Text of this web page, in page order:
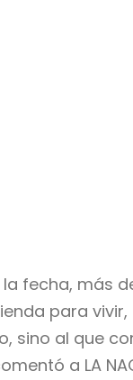
fecha, más
para
sino al que
a LA